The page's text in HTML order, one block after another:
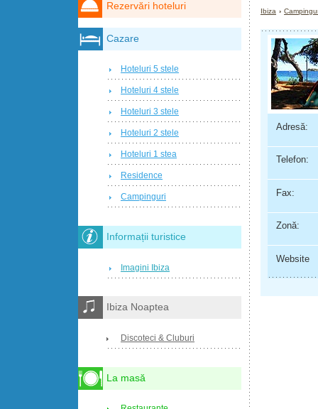
Ibiza ›
Adresă:
Telefon:
Fax:
Zonă:
Website
Rezervări hoteluri
Cazare
Hoteluri 5 stele
Hoteluri 4 stele
Hoteluri 3 stele
Hoteluri 2 stele
Hoteluri 1 stea
Residence
Campinguri
Informații turistice
Imagini Ibiza
Ibiza Noaptea
Discoteci & Cluburi
La masă